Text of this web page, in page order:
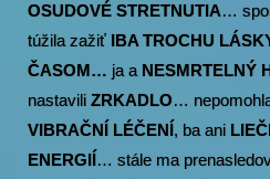
OSUDOVÉ STRETNUTIA…
túžila zažiť IBA TROCHU
ČASOM… ja a NESMRTELNÝ
nastavili ZRKADLO…
VIBRAČNÍ LÉČENÍ, ba ani
ENERGIÍ… stále ma